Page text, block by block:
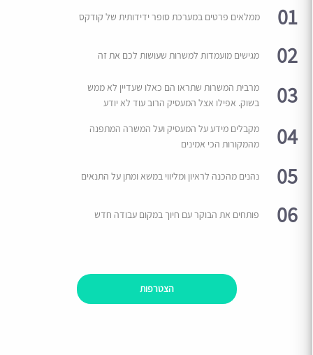
01 ממלאים פרטים במערכת סופר ידידותית של קודקס
02 מגישים מועמדות למשרות שעושות לכם את זה
03
מרבית המשרות שתראו הם כאלו שעדיין לא ממש
בשוק. אפילו אצל המעסיק הרוב עוד לא יודע
04
מקבלים מידע על המעסיק ועל המשרה המתפנה
מהמקורות הכי אמינים
05 נהנים מהכנה לראיון ומליווי במשא ומתן על התנאים
06 פותחים את הבוקר עם חיוך במקום עבודה חדש
הצטרפות